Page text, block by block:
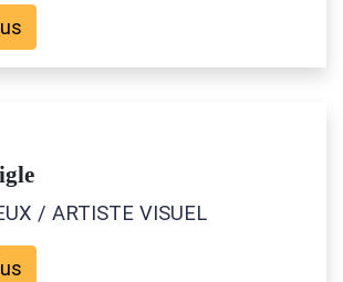
/ ARTISTE VISUEL